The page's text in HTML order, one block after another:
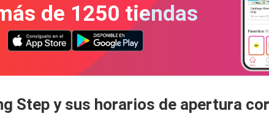
de 1250 tiendas
Step y sus horarios de apertura